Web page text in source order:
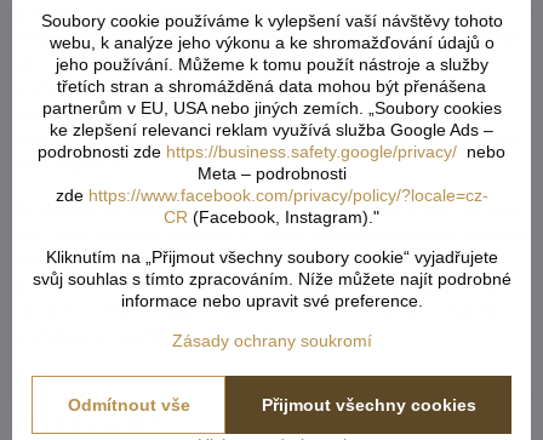
potřeba počítat s nějakým prostřihem, aby byly obě strany
stejné po ušití a to samé platí pro vzor. Nikdy nevíme předem,
jak přijde záclona ustřižená vzhledem k tomu, že každý
potřebuje jiný rozměr. Vždy tedy vezměte více než
potřebujete. Metráž nelze vrátit ani vyměnit. Je střižená na
míru zákazníka. Doporučejeme objednat o něco více, než aby
Vám chybělo.
Do košíku vkládejte celkový počet v cm ( např. 1,7m = 170cm
vložíte x různý počet cm, vše se vám sčítá dohromady. V
poznámce v objednávce napište popřípadně, jak potřebujete
záclony rozdělit ( např. objednáte 800cm záclony což je 8m a
potřebujete rozdělit na 2 stejné kusy ).
Šití metrážových záclon:
Soubory cookie používáme k vylepšení vaší návštěvy tohoto
webu, k analýze jeho výkonu a ke shromažďování údajů o
jeho používání. Můžeme k tomu použít nástroje a služby
třetích stran a shromážděná data mohou být přenášena
partnerům v EU, USA nebo jiných zemích. „Soubory cookies
ke zlepšení relevanci reklam využívá služba Google Ads –
podrobnosti zde https://business.safety.google/privacy/ nebo
Meta – podrobnosti
zde https://www.facebook.com/privacy/policy/?locale=cz-
CR (Facebook, Instagram)."
Kliknutím na „Přijmout všechny soubory cookie“ vyjadřujete
svůj souhlas s tímto zpracováním. Níže můžete najít podrobné
informace nebo upravit své preference.
Zásady ochrany soukromí
Přijmout všechny cookies
Odmítnout vše